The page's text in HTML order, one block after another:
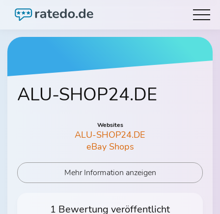
ALU-SHOP24.DE
Websites
ALU-SHOP24.DE
eBay Shops
Mehr Information anzeigen
1 Bewertung veröffentlicht